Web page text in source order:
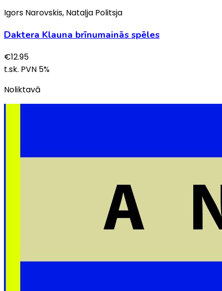
Igors Narovskis, Nataļja Politsja
Daktera Klauna brīnumainās spēles
€12.95
t.sk. PVN 5%
Noliktavā